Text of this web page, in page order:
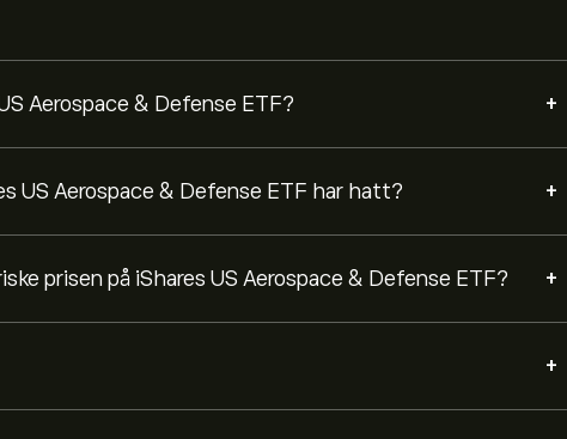
Aerospace & Defense ETF? +
US Aerospace & Defense ETF har hatt? +
prisen på iShares US Aerospace & Defense ETF? +
+